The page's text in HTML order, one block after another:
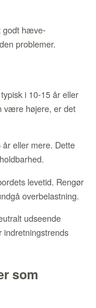
godt hæve-
problemer.
i 10-15 år eller
være højere, er det
eller mere. Dette
levetid. Rengør
overbelastning.
udseende
indretningstrends
som